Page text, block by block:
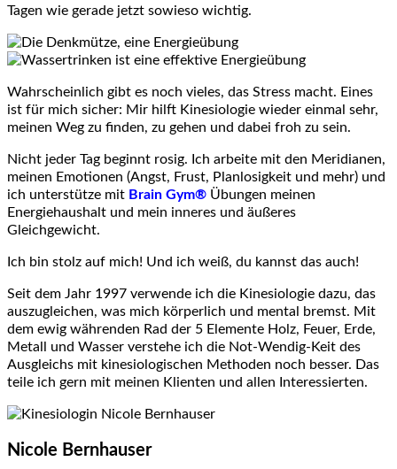
Tagen wie gerade jetzt sowieso wichtig.
Wahrscheinlich gibt es noch vieles, das Stress macht. Eines
ist für mich sicher: Mir hilft Kinesiologie wieder einmal sehr,
meinen Weg zu finden, zu gehen und dabei froh zu sein.
Nicht jeder Tag beginnt rosig. Ich arbeite mit den Meridianen,
meinen Emotionen (Angst, Frust, Planlosigkeit und mehr) und
ich unterstütze mit Brain Gym® Übungen meinen
Energiehaushalt und mein inneres und äußeres
Gleichgewicht.
Ich bin stolz auf mich! Und ich weiß, du kannst das auch!
Seit dem Jahr 1997 verwende ich die Kinesiologie dazu, das
auszugleichen, was mich körperlich und mental bremst. Mit
dem ewig währenden Rad der 5 Elemente Holz, Feuer, Erde,
Metall und Wasser verstehe ich die Not-Wendig-Keit des
Ausgleichs mit kinesiologischen Methoden noch besser. Das
teile ich gern mit meinen Klienten und allen Interessierten.
Nicole Bernhauser